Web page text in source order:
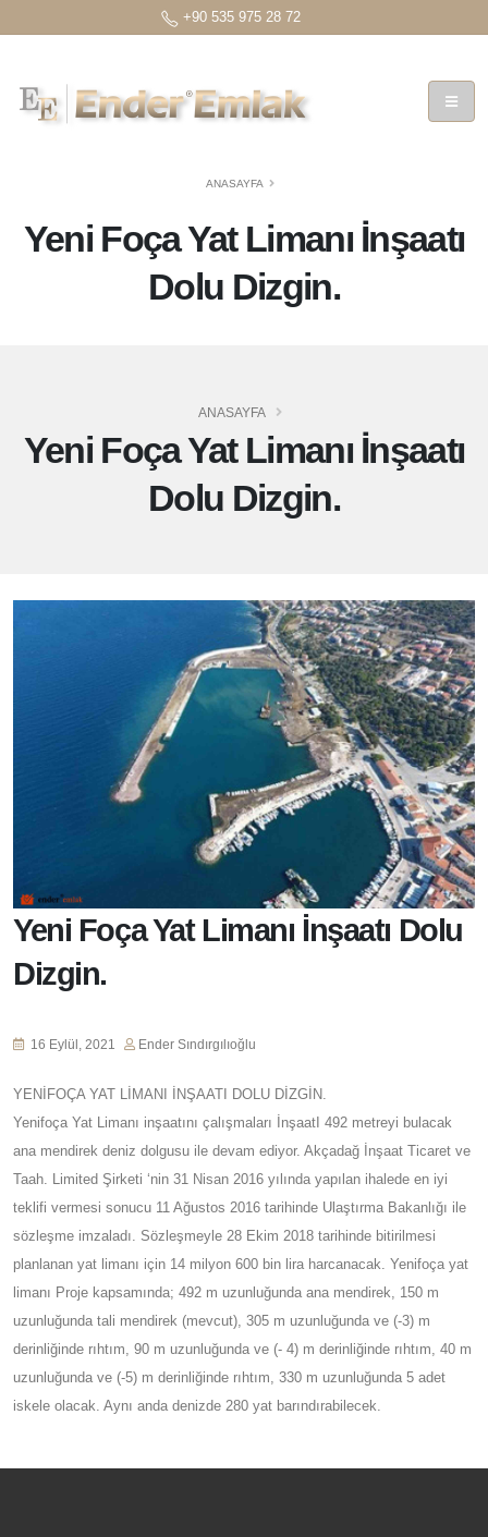
+90 535 975 28 72
Yeni Foça Yat Limanı İnşaatı
Dolu Dizgin.
ANASAYFA
Yeni Foça Yat Limanı İnşaatı
Dolu Dizgin.
ANASAYFA
Yeni Foça Yat Limanı İnşaatı Dolu
Dizgin.
16 Eylül, 2021 Ender Sındırgılıoğlu
YENİFOÇA YAT LİMANI İNŞAATI DOLU DİZGİN.
Yenifoça Yat Limanı inşaatını çalışmaları İnşaatI 492 metreyi bulacak
ana mendirek deniz dolgusu ile devam ediyor. Akçadağ İnşaat Ticaret ve
Taah. Limited Şirketi ‘nin 31 Nisan 2016 yılında yapılan ihalede en iyi
teklifi vermesi sonucu 11 Ağustos 2016 tarihinde Ulaştırma Bakanlığı ile
sözleşme imzaladı. Sözleşmeyle 28 Ekim 2018 tarihinde bitirilmesi
planlanan yat limanı için 14 milyon 600 bin lira harcanacak. Yenifoça yat
limanı Proje kapsamında; 492 m uzunluğunda ana mendirek, 150 m
uzunluğunda tali mendirek (mevcut), 305 m uzunluğunda ve (-3) m
derinliğinde rıhtım, 90 m uzunluğunda ve (- 4) m derinliğinde rıhtım, 40 m
uzunluğunda ve (-5) m derinliğinde rıhtım, 330 m uzunluğunda 5 adet
iskele olacak. Aynı anda denizde 280 yat barındırabilecek.